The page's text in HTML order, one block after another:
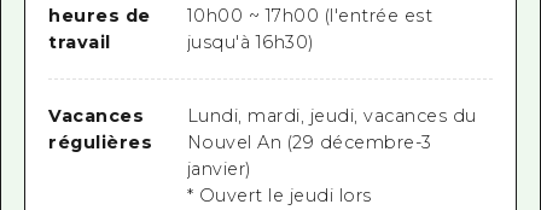
heures de
travail
10h00 ~ 17h00 (l'entrée est
jusqu'à 16h30)
Vacances
régulières
Lundi, mardi, jeudi, vacances du
Nouvel An (29 décembre-3
janvier)
* Ouvert le jeudi lors